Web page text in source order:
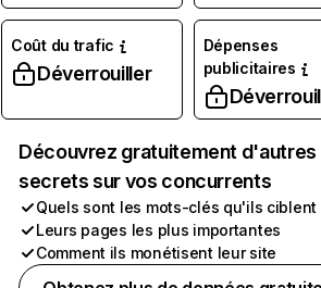
Coût du trafic
Déverrouiller
Dépenses
publicitaires
Découvrez gratuitement d'autres
secrets sur vos concurrents
Quels sont les mots-clés qu'ils ciblent
Leurs pages les plus importantes
Comment ils monétisent leur site